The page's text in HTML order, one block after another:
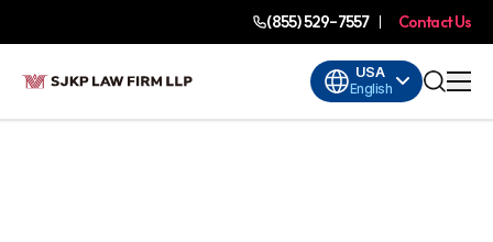
(855) 529-7557 Contact Us
USA
English